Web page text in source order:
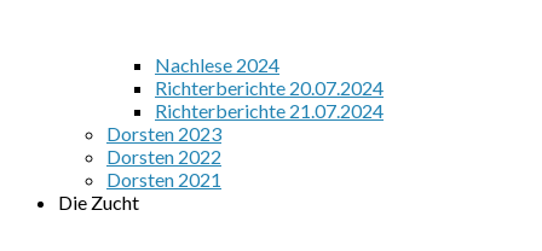
Nachlese 2024
Richterberichte 20.07.2024
Richterberichte 21.07.2024
Dorsten 2023
Dorsten 2022
Dorsten 2021
Die Zucht